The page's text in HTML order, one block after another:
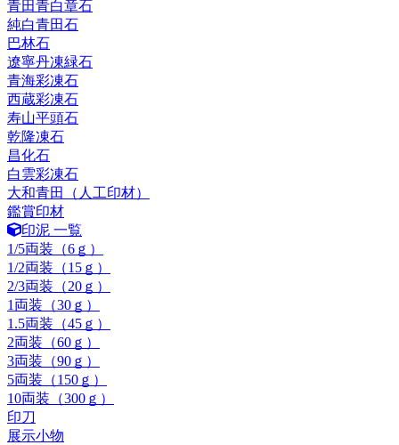
青田青白章石
純白青田石
巴林石
遼寧丹凍緑石
青海彩凍石
西蔵彩凍石
寿山平頭石
乾隆凍石
昌化石
白雲彩凍石
大和青田（人工印材）
鑑賞印材
印泥 一覧
1/5両装（6ｇ）
1/2両装（15ｇ）
2/3両装（20ｇ）
1両装（30ｇ）
1.5両装（45ｇ）
2両装（60ｇ）
3両装（90ｇ）
5両装（150ｇ）
10両装（300ｇ）
印刀
展示小物